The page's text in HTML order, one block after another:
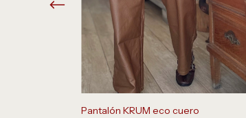
Pantalón KRUM eco cuero